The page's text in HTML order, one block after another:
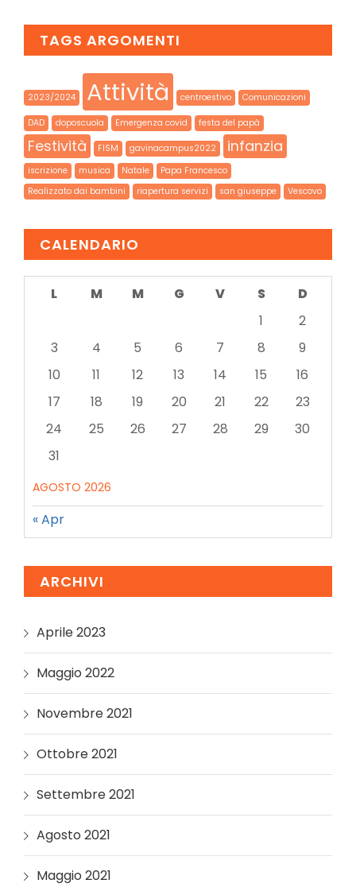
TAGS ARGOMENTI
2023/2024 Attività centroestivo Comunicazioni
DAD doposcuola Emergenza covid festa del papà
Festività FISM gavinacampus2022 infanzia
iscrizione musica Natale
Papa Francesco
Realizzato dai bambini
riapertura servizi san giuseppe Vescovo
CALENDARIO
AGOSTO 2026
L M M G V S
D
1
2
3
4 5 6 7 8
9
10
11 12 13 14 15
16
17
18 19 20 21 22
23
24
25 26 27 28 29
30
31
« Apr
ARCHIVI
Aprile 2023
Maggio 2022
Novembre 2021
Ottobre 2021
Settembre 2021
Agosto 2021
Maggio 2021